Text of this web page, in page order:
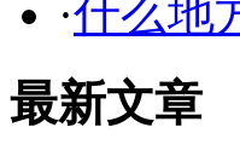
·什么地
最新文章